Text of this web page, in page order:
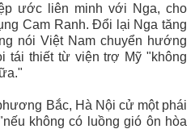
ước liên minh với Nga, cho
Cam Ranh. Ðổi lại Nga tăng
nói Việt Nam chuyển hướng
tái thiết từ viện trợ Mỹ "không
Bắc, Hà Nội cử một phái
không có luồng gió ôn hòa